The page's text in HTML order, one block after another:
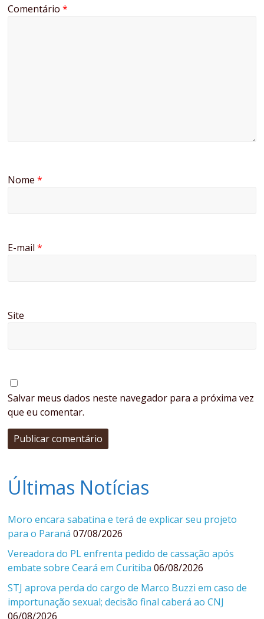
Comentário*
Nome*
E-mail*
Site
Salvar meus dados neste navegador para a próxima vez
que eu comentar.
Últimas Notícias
Moro encara sabatina e terá de explicar seu projeto
para o Paraná 07/08/2026
Vereadora do PL enfrenta pedido de cassação após
embate sobre Ceará em Curitiba 06/08/2026
STJ aprova perda do cargo de Marco Buzzi em caso de
importunação sexual; decisão final caberá ao CNJ
06/08/2026